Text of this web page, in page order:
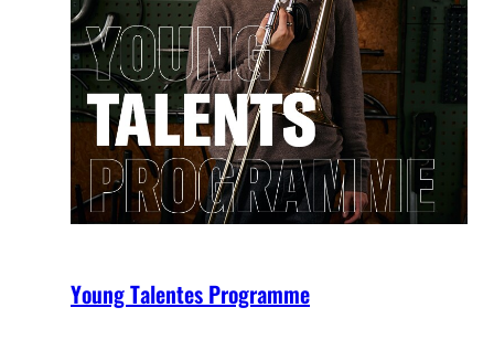
Young Talentes Programme